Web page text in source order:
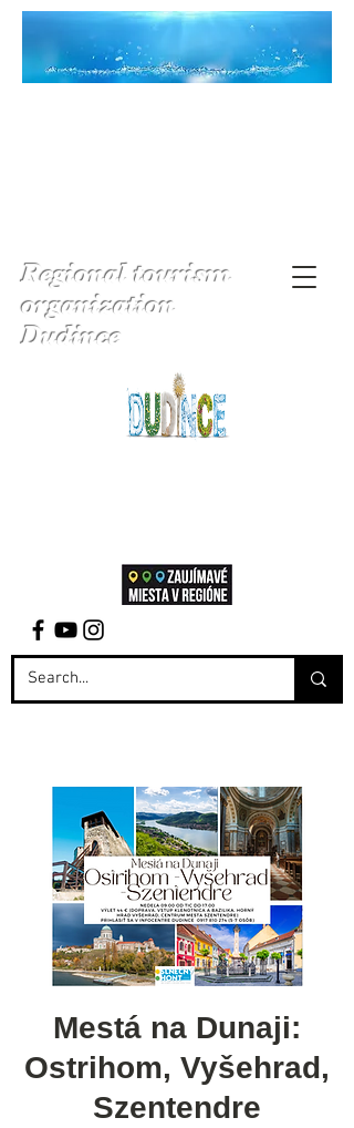
Regional tourism
organization
Dudince
Mestá na Dunaji:
Ostrihom, Vyšehrad,
Szentendre